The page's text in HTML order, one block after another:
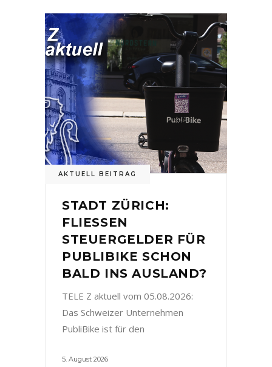
AKTUELL BEITRAG
STADT ZÜRICH:
FLIESSEN
STEUERGELDER FÜR
PUBLIBIKE SCHON
BALD INS AUSLAND?
TELE Z aktuell vom 05.08.2026:
Das Schweizer Unternehmen
PubliBike ist für den
5. August 2026